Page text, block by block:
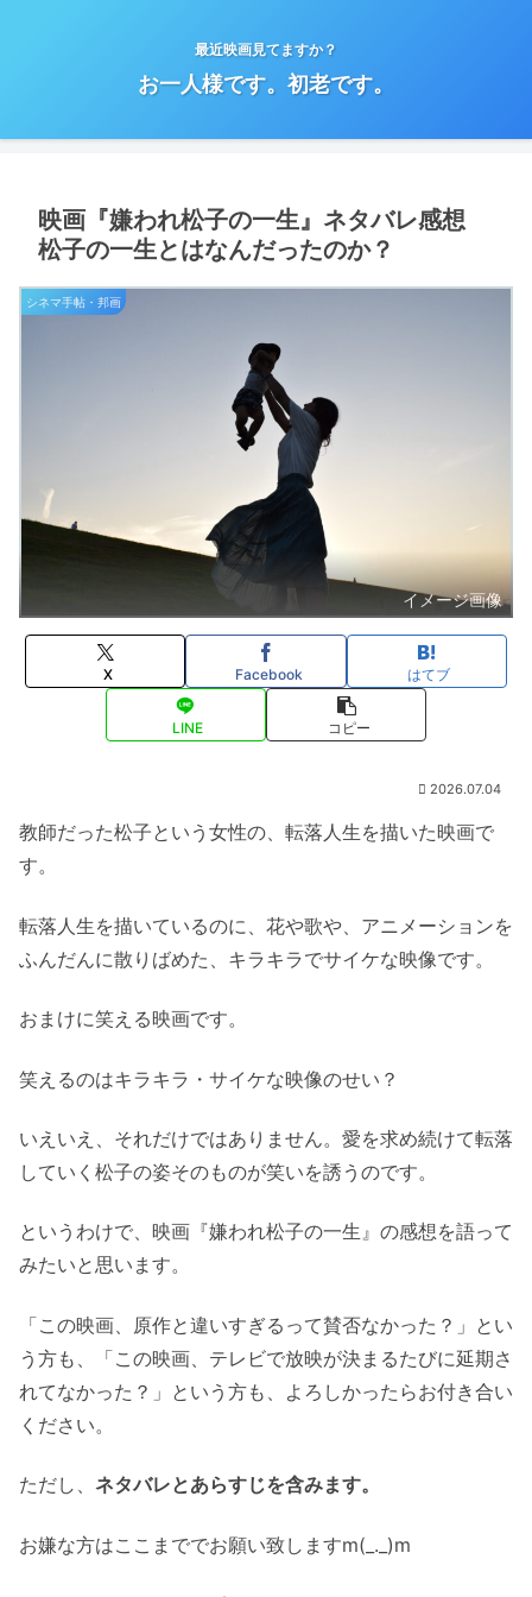
最近映画見てますか？
お一人様です。初老です。
映画『嫌われ松子の一生』ネタバレ感想
松子の一生とはなんだったのか？
シネマ手帖・邦画
イメージ画像
X Facebook はてブ
LINE コピー
2026.07.04
教師だった松子という女性の、転落人生を描いた映画で
す。
転落人生を描いているのに、花や歌や、アニメーションを
ふんだんに散りばめた、キラキラでサイケな映像です。
おまけに笑える映画です。
笑えるのはキラキラ・サイケな映像のせい？
いえいえ、それだけではありません。愛を求め続けて転落
していく松子の姿そのものが笑いを誘うのです。
というわけで、映画『嫌われ松子の一生』の感想を語って
みたいと思います。
「この映画、原作と違いすぎるって賛否なかった？」とい
う方も、「この映画、テレビで放映が決まるたびに延期さ
れてなかった？」という方も、よろしかったらお付き合い
ください。
ただし、 ネタバレとあらすじを含みます。
お嫌な方はここまででお願い致しますm(_._)m